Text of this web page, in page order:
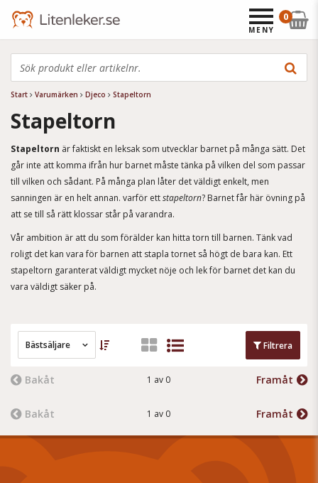
Start Varumärken Djeco Stapeltorn
Stapeltorn
Stapeltorn är faktiskt en leksak som utvecklar barnet på många sätt. Det
går inte att komma ifrån hur barnet måste tänka på vilken del som passar
till vilken och sådant. På många plan låter det väldigt enkelt, men
sanningen är en helt annan. varför ettstapeltorn? Barnet får här övning på
att se till så rätt klossar står på varandra.
Vår ambition är att du som förälder kan hitta torn till barnen. Tänk vad
roligt det kan vara för barnen att stapla tornet så högt de bara kan. Ett
stapeltorn garanterat väldigt mycket nöje och lek för barnet det kan du
vara väldigt säker på.
Bästsäljare Filtrera
Bakåt 1 av 0 Framåt
Bakåt 1 av 0 Framåt
0
MENY